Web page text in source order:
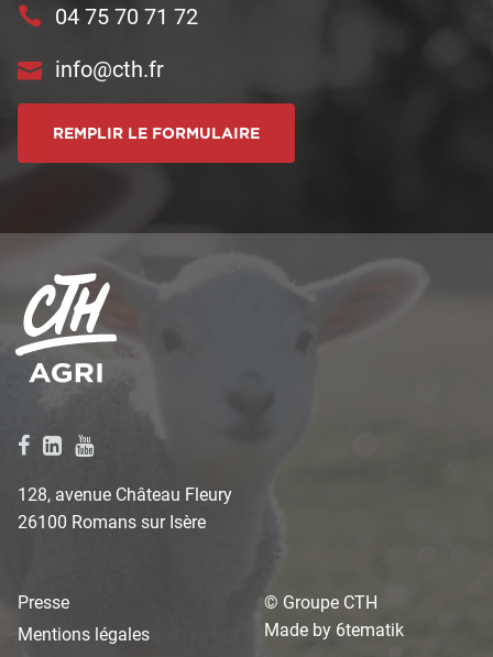
04 75 70 71 72
info@cth.fr
REMPLIR LE FORMULAIRE
128, avenue Château Fleury
26100 Romans sur Isère
Presse
Mentions légales
© Groupe CTH
Made by 6tematik